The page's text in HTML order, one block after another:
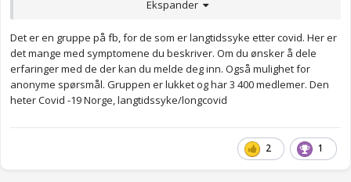
det kan ramme de som har hatt covid. Og at man må passe på å
hvile mye. Klarer å jobbe 100 % men klarer ikke så mye annet.
Flere som sliter med det samme? Er det meningen at det skal
være midlertidig denne fatigue-greia? Er det jeg ikke skjønner,
om det skal gå over av seg selv eller ikke.
Ekspander
Det er en gruppe på fb, for de som er langtidssyke etter covid. Her er
det mange med symptomene du beskriver. Om du ønsker å dele
erfaringer med de der kan du melde deg inn. Også mulighet for
anonyme spørsmål. Gruppen er lukket og har 3 400 medlemer. Den
heter Covid -19 Norge, langtidssyke/longcovid
2 1